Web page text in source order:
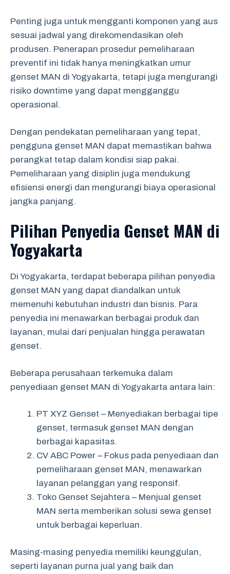
Penting juga untuk mengganti komponen yang aus
sesuai jadwal yang direkomendasikan oleh
produsen. Penerapan prosedur pemeliharaan
preventif ini tidak hanya meningkatkan umur
genset MAN di Yogyakarta, tetapi juga mengurangi
risiko downtime yang dapat mengganggu
operasional.
Dengan pendekatan pemeliharaan yang tepat,
pengguna genset MAN dapat memastikan bahwa
perangkat tetap dalam kondisi siap pakai.
Pemeliharaan yang disiplin juga mendukung
efisiensi energi dan mengurangi biaya operasional
jangka panjang.
Pilihan Penyedia Genset MAN di
Yogyakarta
Di Yogyakarta, terdapat beberapa pilihan penyedia
genset MAN yang dapat diandalkan untuk
memenuhi kebutuhan industri dan bisnis. Para
penyedia ini menawarkan berbagai produk dan
layanan, mulai dari penjualan hingga perawatan
genset.
Beberapa perusahaan terkemuka dalam
penyediaan genset MAN di Yogyakarta antara lain:
PT XYZ Genset – Menyediakan berbagai tipe
genset, termasuk genset MAN dengan
berbagai kapasitas.
CV ABC Power – Fokus pada penyediaan dan
pemeliharaan genset MAN, menawarkan
layanan pelanggan yang responsif.
Toko Genset Sejahtera – Menjual genset
MAN serta memberikan solusi sewa genset
untuk berbagai keperluan.
Masing-masing penyedia memiliki keunggulan,
seperti layanan purna jual yang baik dan